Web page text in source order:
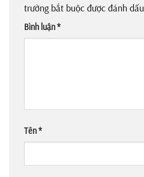
trường bắt buộc được đánh dấu
Bình luận*
Tên*